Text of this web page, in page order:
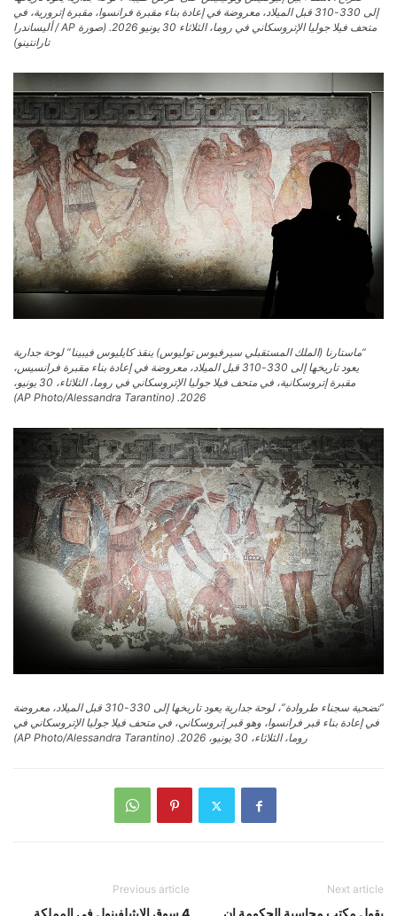
إلى 330-310 قبل الميلاد، معروضة في إعادة بناء مقبرة فرانسوا، مقبرة إترورية، في
متحف فيلا جوليا الإتروسكاني في روما، الثلاثاء 30 يونيو 2026. (صورة AP / أليساندرا
تارانتينو)
“ماستارنا (الملك المستقبلي سيرفيوس توليوس) ينقذ كايليوس فيبينا” لوحة جدارية
يعود تاريخها إلى 330-310 قبل الميلاد، معروضة في إعادة بناء مقبرة فرانسيس،
مقبرة إتروسكانية، في متحف فيلا جوليا الإتروسكاني في روما، الثلاثاء، 30 يونيو،
2026. (AP Photo/Alessandra Tarantino)
“تضحية سجناء طروادة”، لوحة جدارية يعود تاريخها إلى 330-310 قبل الميلاد، معروضة
في إعادة بناء قبر فرانسوا، وهو قبر إتروسكاني، في متحف فيلا جوليا الإتروسكاني في
روما، الثلاثاء، 30 يونيو، 2026. (AP Photo/Alessandra Tarantino)
Previous article Next article